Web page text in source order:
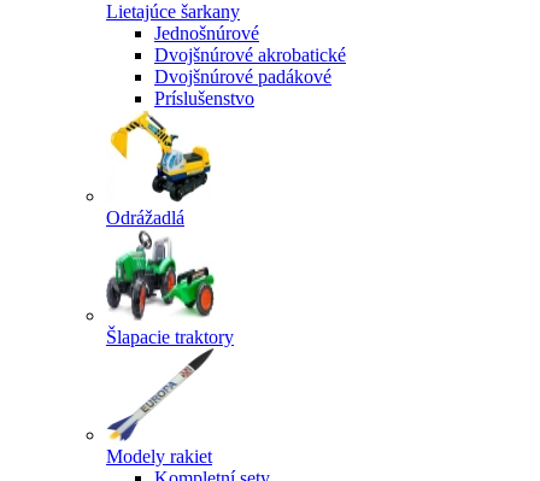
Lietajúce šarkany
Jednošnúrové
Dvojšnúrové akrobatické
Dvojšnúrové padákové
Príslušenstvo
Odrážadlá
Šlapacie traktory
Modely rakiet